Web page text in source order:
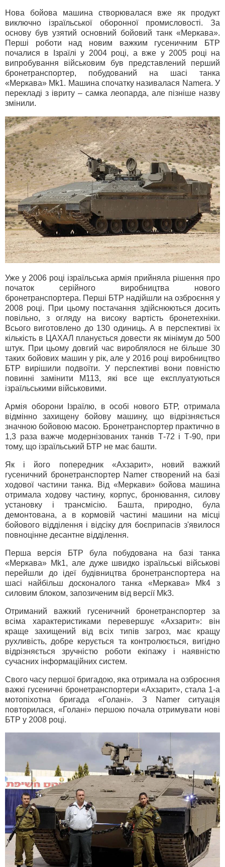
Нова бойова машина створювалася вже як продукт
виключно ізраїльської оборонної промисловості. За
основу був узятий основний бойовий танк «Меркава».
Перші роботи над новим важким гусеничним БТР
почалися в Ізраїлі у 2004 році, а вже у 2005 році на
випробування військовим був представлений перший
бронетранспортер, побудований на шасі танка
«Меркава» Mk1. Машина спочатку називалася Namerа. У
перекладі з івриту – самка леопарда, але пізніше назву
змінили.
Уже у 2006 році ізраїльська армія прийняла рішення про
початок серійного виробництва нового
бронетранспортера. Перші БТР надійшли на озброєння у
2008 році. При цьому постачання здійснюються досить
повільно, з огляду на високу вартість бронетехніки.
Всього виготовлено до 130 одиниць. А в перспективі їх
кількість в ЦАХАЛ планується довести як мінімум до 500
штук. При цьому довгий час вироблялося не більше 30
таких бойових машин у рік, але у 2016 році виробництво
БТР вирішили подвоїти. У перспективі вони повністю
повинні замінити M113, які все ще експлуатуються
ізраїльськими військовими.
Армія оборони Ізраїлю, в особі нового БТР, отримала
відмінно захищену бойову машину, що відрізняється
значною бойовою масою. Бронетранспортер практично в
1,3 раза важче модернізованих танків Т-72 і Т-90, при
тому, що ізраїльський БТР не має башти.
Як і його попередник «Ахзарит», новий важкий
гусеничний бронетранспортер Namer створений на базі
ходової частини танка. Від «Меркави» бойова машина
отримала ходову частину, корпус, бронювання, силову
установку і трансмісію. Башта, природно, була
демонтована, а в кормовій частині машини на місці
бойового відділення і відсіку для боєприпасів з'явилося
повноцінне десантне відділення.
Перша версія БТР була побудована на базі танка
«Меркава» Mk1, але дуже швидко ізраїльські військові
перейшли до ідеї будівництва бронетранспортера на
шасі найбільш досконалого танка «Меркава» Mk4 з
силовим блоком, запозиченим від версії Mk3.
Отриманий важкий гусеничний бронетранспортер за
всіма характеристиками перевершує «Ахзарит»: він
краще захищений від всіх типів загроз, має кращу
рухливість, добре керується та контролюється, вигідно
відрізняється зручністю роботи екіпажу і наявністю
сучасних інформаційних систем.
Свого часу першої бригадою, яка отримала на озброєння
важкі гусеничні бронетранспортери «Ахзарит», стала 1-а
мотопіхотна бригада «Голані». З Namer ситуація
повторилася, «Голані» першою почала отримувати нові
БТР у 2008 році.